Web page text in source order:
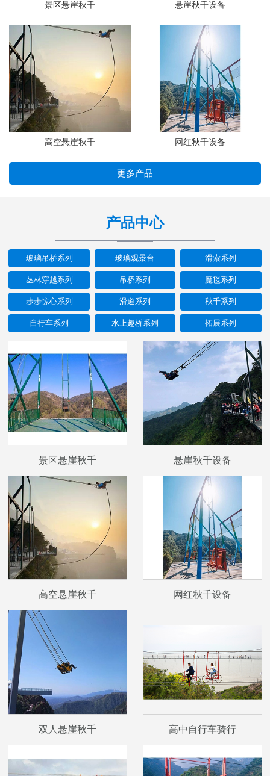
景区悬崖秋千 悬崖秋千设备
高空悬崖秋千 网红秋千设备
更多产品
产品中心
玻璃吊桥系列 玻璃观景台 滑索系列
丛林穿越系列 吊桥系列 魔毯系列
步步惊心系列 滑道系列 秋千系列
自行车系列 水上趣桥系列 拓展系列
景区悬崖秋千 悬崖秋千设备
高空悬崖秋千 网红秋千设备
双人悬崖秋千 高中自行车骑行